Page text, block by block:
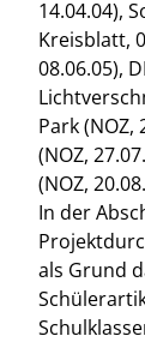
14.04.04),
Kreisblatt,
08.06.05),
Park
(NOZ,
(NOZ,
In der
als Grund